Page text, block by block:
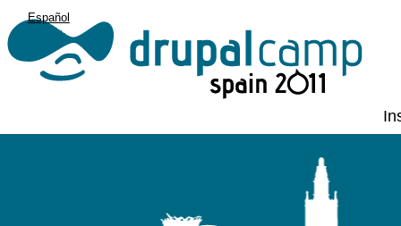
Español
English